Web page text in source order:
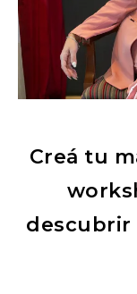
Creá tu
descubrir